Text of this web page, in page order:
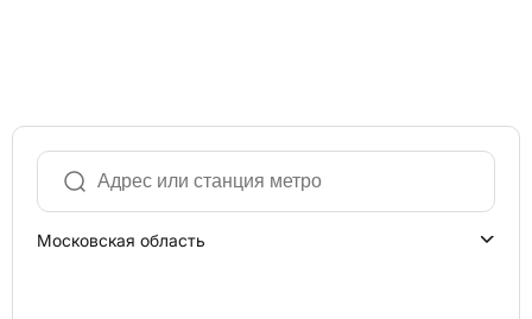
Московская область